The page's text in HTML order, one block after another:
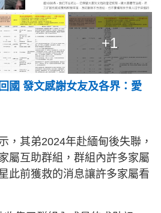
+1
國 發文感謝女友及各界：愛
，其弟2024年赴緬甸後失聯，
屬互助群組，群組內許多家屬
此前獲救的消息讓許多家屬看